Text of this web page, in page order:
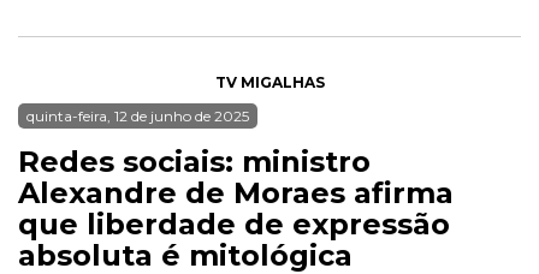
TV MIGALHAS
quinta-feira, 12 de junho de 2025
Redes sociais: ministro
Alexandre de Moraes afirma
que liberdade de expressão
absoluta é mitológica